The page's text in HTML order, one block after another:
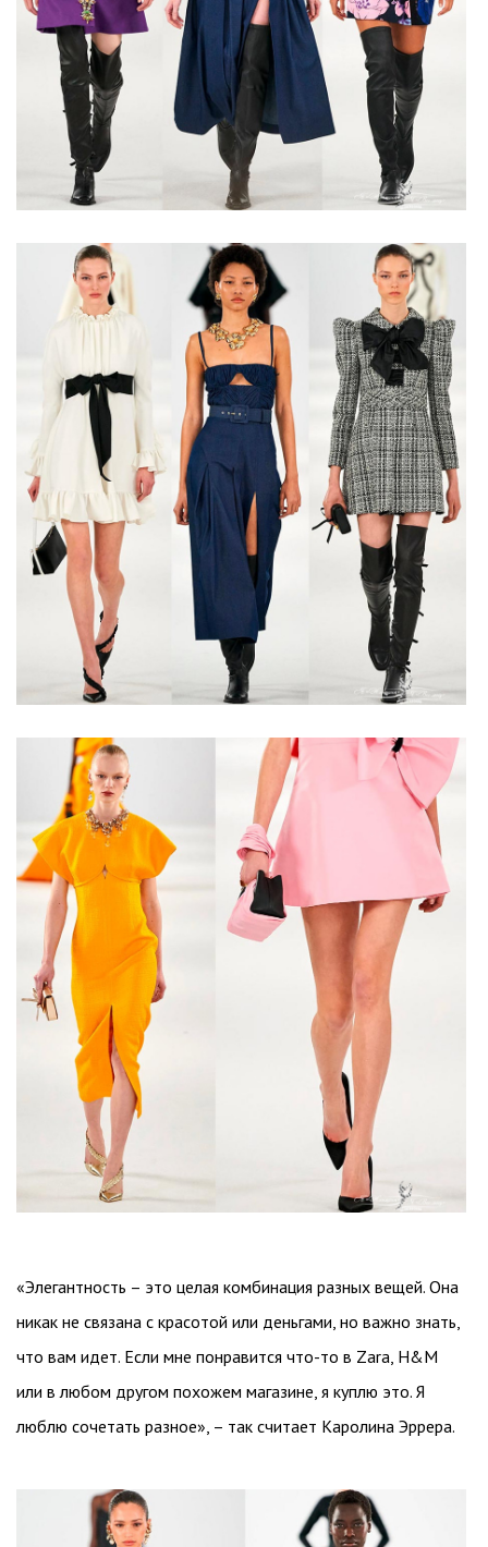
«Элегантность – это целая комбинация разных вещей. Она
никак не связана с красотой или деньгами, но важно знать,
что вам идет. Если мне понравится что-то в Zara, H&M
или в любом другом похожем магазине, я куплю это. Я
люблю сочетать разное», – так считает Каролина Эррера.